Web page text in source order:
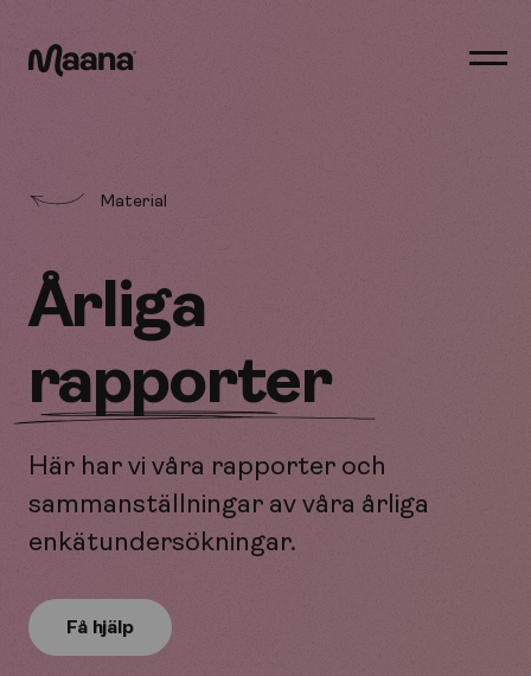
Material
Årliga
rapporter
Här har vi våra rapporter och
sammanställningar av våra årliga
enkätundersökningar.
Få hjälp